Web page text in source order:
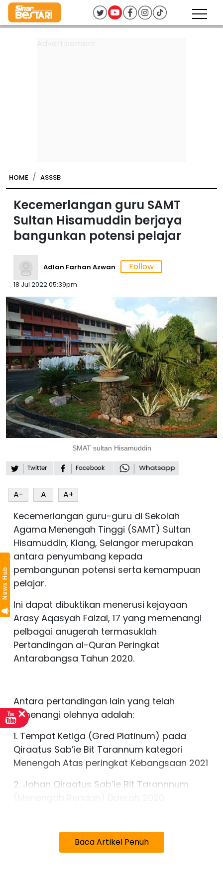
HOME ASSSB
Kecemerlangan guru SAMT
Sultan Hisamuddin berjaya
bangunkan potensi pelajar
Adlan Farhan Azwan
18 Jul 2022 05:39pm
SMAT sultan Hisamuddin
A- A A+
Kecemerlangan guru-guru di Sekolah
Agama Menengah Tinggi (SAMT) Sultan
Hisamuddin, Klang, Selangor merupakan
antara penyumbang kepada
pembangunan potensi serta kemampuan
pelajar.
Ini dapat dibuktikan menerusi kejayaan
Arasy Aqasyah Faizal, 17 yang memenangi
pelbagai anugerah termasuklah
Pertandingan al-Quran Peringkat
Antarabangsa Tahun 2020.
Antara pertandingan lain yang telah
dimenangi olehnya adalah:
1. Tempat Ketiga (Gred Platinum) pada
Qiraatus Sab’ie Bit Tarannum kategori
Menengah Atas peringkat Kebangsaan 2021
2. Johan Qiraatus Sab’ie Bit Tarannnum
bagi kategori Menengah Atas (Lelaki) di
peringkat Negeri Selangor 2021.
Baca Artikel Penuh
News Hub